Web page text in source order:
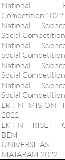
National
Competition 2022
National
Social
National
Social
National
Social
National
Social
LKTIN MISION
2022
LKTIN RISET
BEM
UNIVERSITAS
MATARAM 2022